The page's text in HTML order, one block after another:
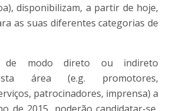
disponibilizam, a partir de hoje,
as suas diferentes categorias de
modo direto ou indireto
área (e.g. promotores,
patrocinadores, imprensa) a